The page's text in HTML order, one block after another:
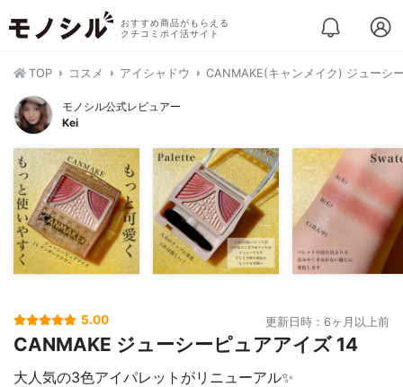
おすすめ商品がもらえる
クチコミポイ活サイト
TOP コスメ アイシャドウ CANMAKE(キャンメイク) ジューシ
モノシル公式レビュアー
Kei
5.00 更新日時：6ヶ月以上前
CANMAKE ジューシーピュアアイズ 14
大人気の3色アイパレットがリニューアル✨